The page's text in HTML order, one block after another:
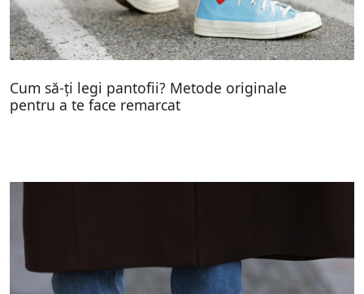
Cum să-ți legi pantofii? Metode originale
pentru a te face remarcat